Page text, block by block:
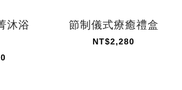
沐浴
節制儀式療癒禮盒
NT$2,280